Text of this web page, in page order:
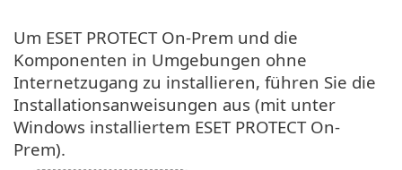
Um ESET PROTECT On-Prem und die
Komponenten in Umgebungen ohne
Internetzugang zu installieren, führen Sie die
Installationsanweisungen aus (mit unter
Windows installiertem ESET PROTECT On-
Prem).